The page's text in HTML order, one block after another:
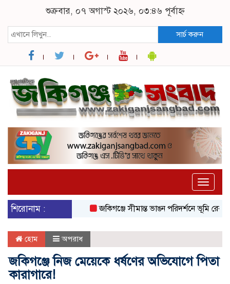
শুক্রবার, ০৭ অগাস্ট ২০২৬, ০৩:৪৬ পূর্বাহ্ন
সার্চ করুন
Toggle
শিরোনাম :
জকিগঞ্জে সীমান্ত ভাঙন পরিদর্শনে ভূমি রেকর্ড ও
হোম অপরাধ
জকিগঞ্জে নিজ মেয়েকে ধর্ষণের অভিযোগে পিতা
কারাগারে!